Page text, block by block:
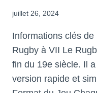
juillet 26, 2024
Informations clés de
Rugby à VII Le
fin du 19e siècle. Il
version rapide et